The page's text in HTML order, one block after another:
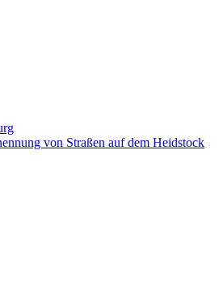
von Straßen auf dem Heidstock